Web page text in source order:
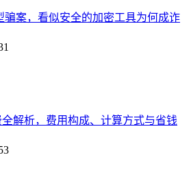
骗案，看似安全的加密工具为何成诈
全解析，费用构成、计算方式与省钱